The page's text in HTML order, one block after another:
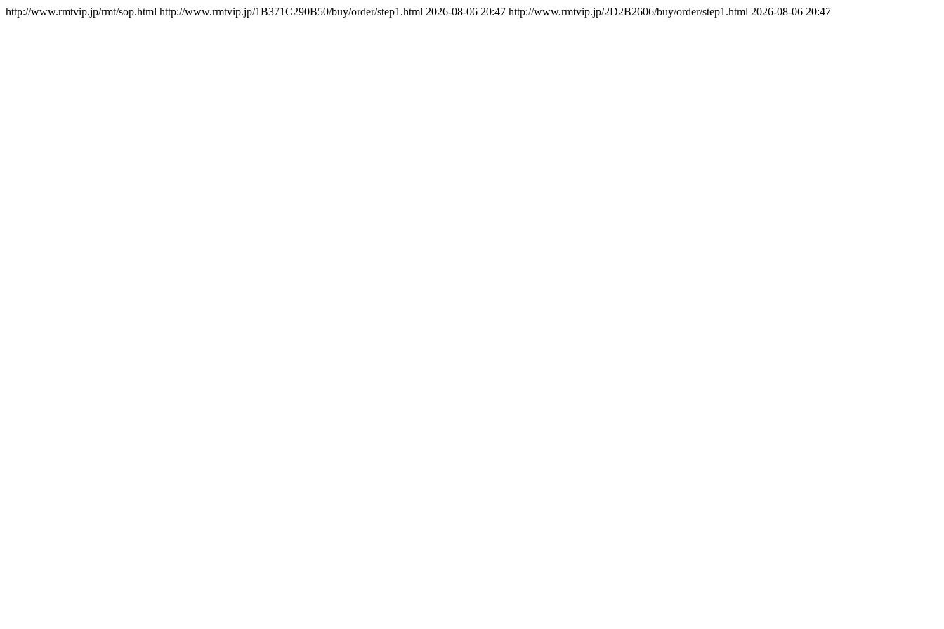
http://www.rmtvip.jp/rmt/sop.html http://www.rmtvip.jp/1B371C290B50/buy/order/step1.html 2026-08-06 20:47 http://www.rmtvip.jp/2D2B2606/buy/order/step1.html 2026-08-06 20:47